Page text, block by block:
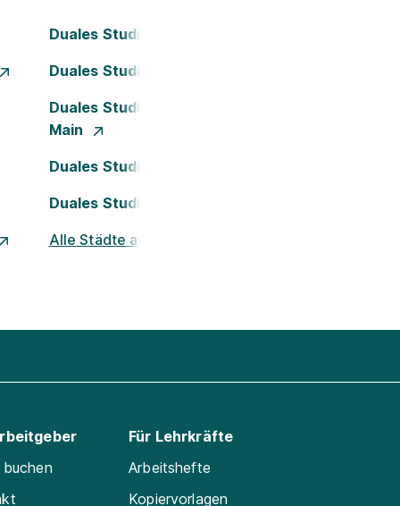
Duales Studium Bochum
Duales Studium Dortmund
Duales Studium Frankfurt am
Main
Duales Studium Köln
Duales Studium Nürnberg
Alle Städte ansehen
Für Lehrkräfte
Arbeitshefte
Kopiervorlagen